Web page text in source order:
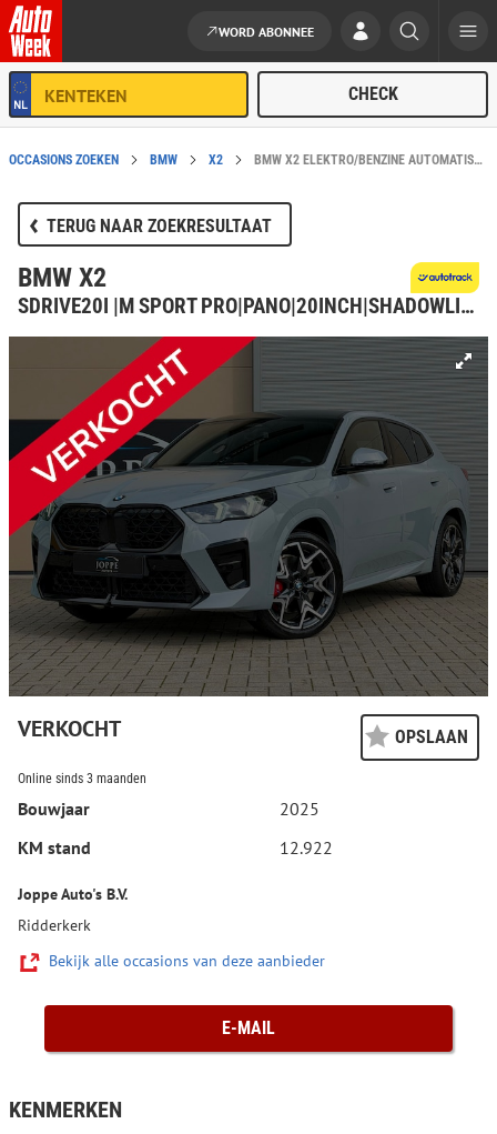
Ga naar de inhoud
WORD ABONNEE
OCCASIONS ZOEKEN BMW X2 BMW X2 ELEKTRO/BENZINE AUTOMATISCH IN RIDDERKERK KOPEN?
TERUG NAAR ZOEKRESULTAAT
BMW X2
SDRIVE20I |M SPORT PRO|PANO|20INCH|SHADOWLINE|SFEERVERLICHTING|CAMERA|BROOKLYN GREY
VERKOCHT OPSLAAN
Online sinds 3 maanden
Bouwjaar
2025
KM stand
12.922
Joppe Auto's B.V.
Ridderkerk
Bekijk alle occasions van deze aanbieder
E-MAIL
KENMERKEN